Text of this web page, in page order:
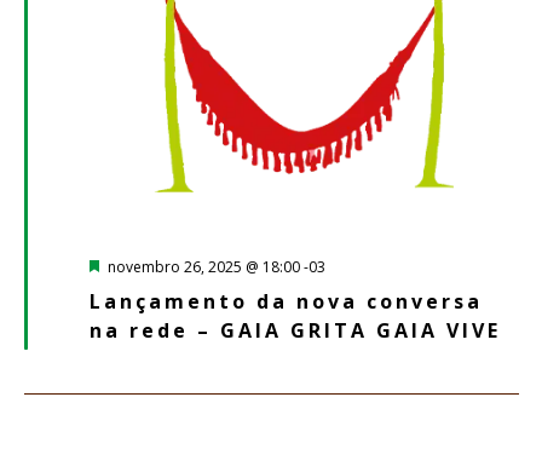
Lançamento da nova conversa
na rede – GAIA GRITA GAIA VIVE
Destacado
novembro 26, 2025 @ 18:00 -03